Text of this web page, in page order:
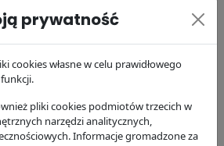
P164174
Donaldson
205.07 zł
P164378
Donaldson
173.13 zł
prywatność
cookies własne w celu prawidłowego
pliki cookies podmiotów trzecich w
narzędzi analitycznych,
Informacje gromadzone za